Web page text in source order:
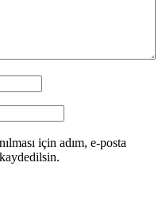
için adım, e-posta